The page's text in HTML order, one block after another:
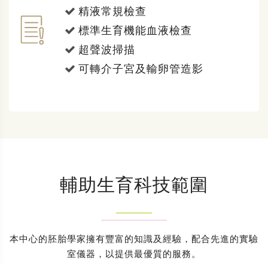
精液常規檢查
標準生育機能血液檢查
超聲波掃描
可轉介子宮及輸卵管造影
輔助生育科技範圍
本中心的胚胎學家擁有豐富的知識及經驗，配合先進的實驗
室儀器，以提供最優質的服務。